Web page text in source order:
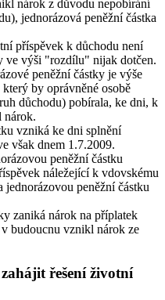
nárok z důvodu nepobírání
jednorázová peněžní částka
příspěvek k důchodu není
ve výši "rozdílu" nijak dotčen.
peněžní částky je výše
by oprávněné osobě
důchodu) pobírala, ke dni, k
nárok.
vzniká ke dni splnění
však dnem 1.7.2009.
peněžní částku
náležející k vdovskému
peněžní částku
zaniká nárok na příplatek
budoucnu vznikl nárok ze
řešení životní